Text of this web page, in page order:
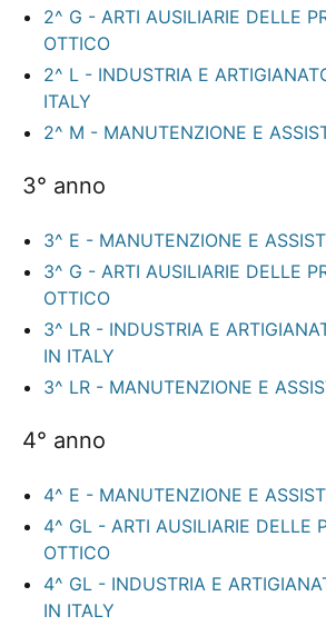
2^ G - ARTI AUSILIARIE DELLE
OTTICO
2^ L - INDUSTRIA E
ITALY
2^ M - MANUTENZIONE E
3° anno
3^ E - MANUTENZIONE E
3^ G - ARTI AUSILIARIE DELLE
OTTICO
3^ LR - INDUSTRIA E
IN ITALY
3^ LR - MANUTENZIONE E
4° anno
4^ E - MANUTENZIONE E
4^ GL - ARTI AUSILIARIE DELLE
OTTICO
4^ GL - INDUSTRIA E
IN ITALY